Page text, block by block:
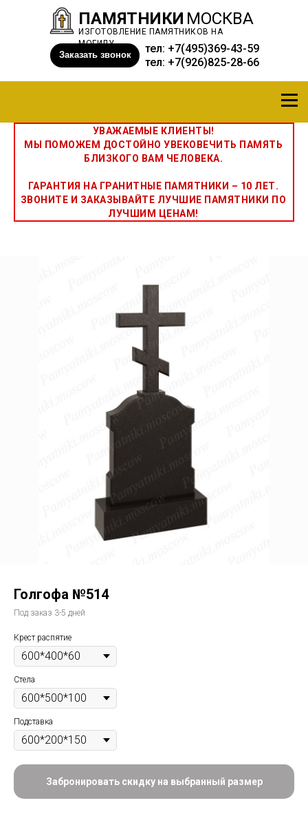
Заказать звонок тел: +7(495)369-43-59
тел: +7(926)825-28-66
ПАМЯТНИКИ МОСКВА
ИЗГОТОВЛЕНИЕ ПАМЯТНИКОВ НА
МОГИЛУ
УВАЖАЕМЫЕ КЛИЕНТЫ!
МЫ ПОМОЖЕМ ДОСТОЙНО УВЕКОВЕЧИТЬ ПАМЯТЬ
БЛИЗКОГО ВАМ ЧЕЛОВЕКА.
ГАРАНТИЯ НА ГРАНИТНЫЕ ПАМЯТНИКИ – 10 ЛЕТ.
ЗВОНИТЕ И ЗАКАЗЫВАЙТЕ ЛУЧШИЕ ПАМЯТНИКИ ПО
ЛУЧШИМ ЦЕНАМ!
Голгофа №514
Под заказ 3-5 дней
Крест распятие
Стела
Подставка
Забронировать скидку на выбранный размер